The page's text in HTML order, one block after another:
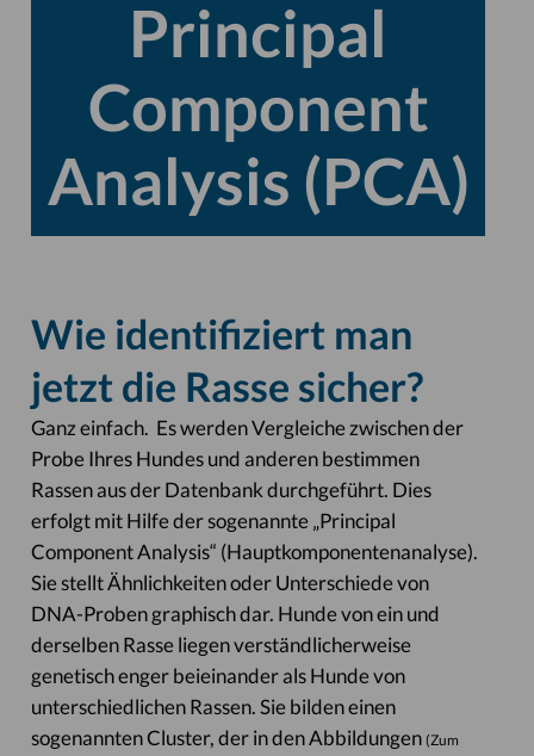
Principal
Component
Analysis (PCA)
Wie identifiziert man
jetzt die Rasse sicher?
Ganz einfach. Es werden Vergleiche zwischen der
Probe Ihres Hundes und anderen bestimmen
Rassen aus der Datenbank durchgeführt. Dies
erfolgt mit Hilfe der sogenannte „Principal
Component Analysis“ (Hauptkomponentenanalyse).
Sie stellt Ähnlichkeiten oder Unterschiede von
DNA-Proben graphisch dar. Hunde von ein und
derselben Rasse liegen verständlicherweise
genetisch enger beieinander als Hunde von
unterschiedlichen Rassen. Sie bilden einen
sogenannten Cluster, der in den Abbildungen(Zum